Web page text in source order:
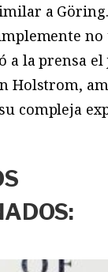
a
no
a la prensa
Holstrom,
compleja